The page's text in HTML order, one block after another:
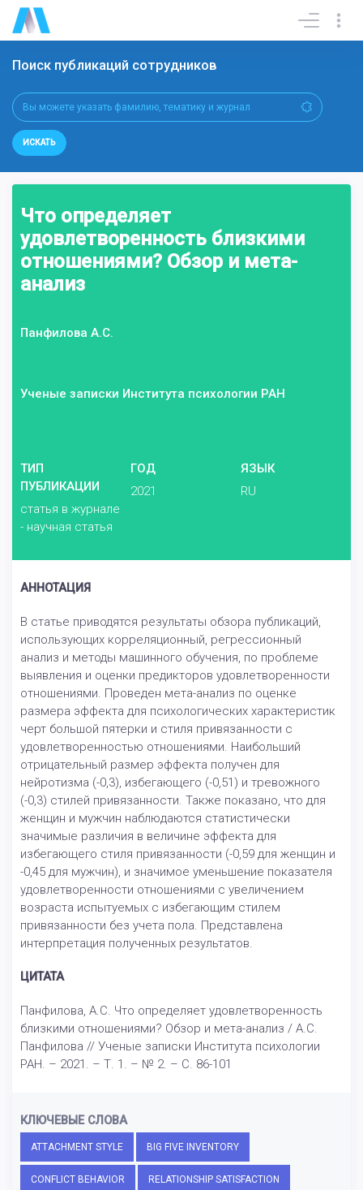
Поиск публикаций сотрудников
ИСКАТЬ
Что определяет
удовлетворенность близкими
отношениями? Обзор и мета-
анализ
Панфилова А.С.
Ученые записки Института психологии РАН
ТИП
ПУБЛИКАЦИИ
статья в журнале
- научная статья
ГОД
2021
ЯЗЫК
RU
АННОТАЦИЯ
В статье приводятся результаты обзора публикаций,
использующих корреляционный, регрессионный
анализ и методы машинного обучения, по проблеме
выявления и оценки предикторов удовлетворенности
отношениями. Проведен мета-анализ по оценке
размера эффекта для психологических характеристик
черт большой пятерки и стиля привязанности с
удовлетворенностью отношениями. Наибольший
отрицательный размер эффекта получен для
нейротизма (-0,3), избегающего (-0,51) и тревожного
(-0,3) стилей привязанности. Также показано, что для
женщин и мужчин наблюдаются статистически
значимые различия в величине эффекта для
избегающего стиля привязанности (-0,59 для женщин и
-0,45 для мужчин), и значимое уменьшение показателя
удовлетворенности отношениями с увеличением
возраста испытуемых с избегающим стилем
привязанности без учета пола. Представлена
интерпретация полученных результатов.
ЦИТАТА
Панфилова, А.С. Что определяет удовлетворенность
близкими отношениями? Обзор и мета-анализ / А.С.
Панфилова // Ученые записки Института психологии
РАН. – 2021. – Т. 1. – № 2. – С. 86-101
КЛЮЧЕВЫЕ СЛОВА
ATTACHMENT STYLE BIG FIVE INVENTORY
CONFLICT BEHAVIOR RELATIONSHIP SATISFACTION